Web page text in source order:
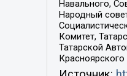
Навального,
Народный
Комитет,
Татарской